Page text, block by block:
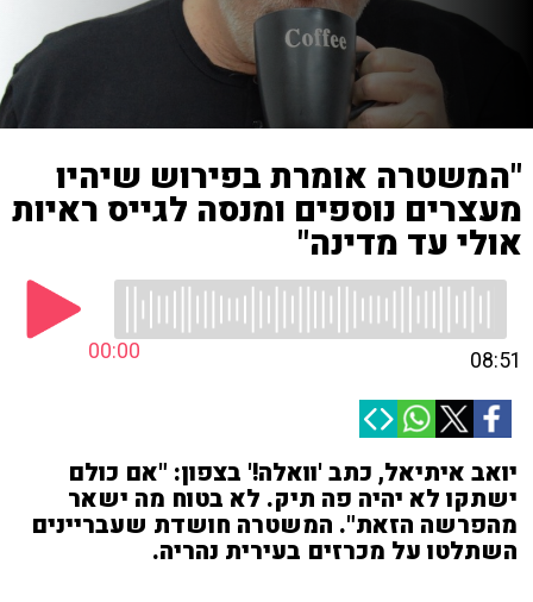
"המשטרה אומרת בפירוש שיהיו
מעצרים נוספים ומנסה לגייס ראיות
אולי עד מדינה"
00:00 08:51
יואב איתיאל, כתב 'וואלה!' בצפון: "אם כולם
ישתקו לא יהיה פה תיק. לא בטוח מה ישאר
מהפרשה הזאת". המשטרה חושדת שעבריינים
השתלטו על מכרזים בעירית נהריה.